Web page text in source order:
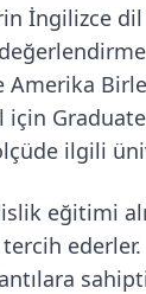
İngilizce dil
Amerika
ilgili
eğitimi